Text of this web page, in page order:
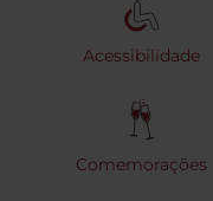
Acessibilidade
Comemorações